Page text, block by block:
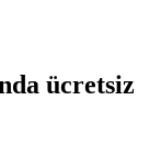
ücretsiz